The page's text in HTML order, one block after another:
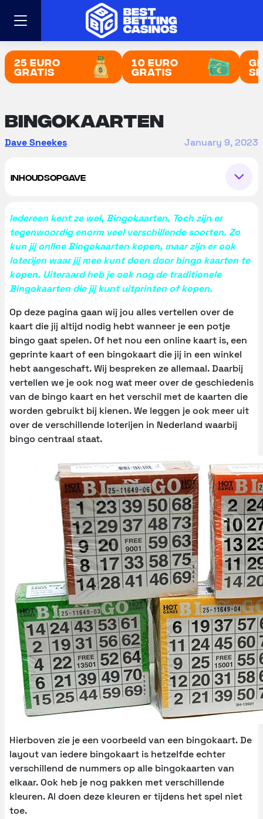
25 Euro
Gratis
10 Euro
Gratis
Bingokaarten
Dave Sneekes January 9, 2023
INHOUDSOPGAVE
Iedereen kent ze wel, Bingokaarten. Toch zijn er
tegenwoordig enorm veel verschillende soorten. Zo
kun jij online Bingokaarten kopen, maar zijn er ook
loterijen waar jij mee kunt doen door bingo kaarten te
kopen. Uiteraard heb je ook nog de traditionele
Bingokaarten die jij kunt uitprinten of kopen.
Op deze pagina gaan wij jou alles vertellen over de
kaart die jij altijd nodig hebt wanneer je een potje
bingo gaat spelen. Of het nou een online kaart is, een
geprinte kaart of een bingokaart die jij in een winkel
hebt aangeschaft. Wij bespreken ze allemaal. Daarbij
vertellen we je ook nog wat meer over de geschiedenis
van de bingo kaart en het verschil met de kaarten die
worden gebruikt bij kienen. We leggen je ook meer uit
over de verschillende loterijen in Nederland waarbij
bingo centraal staat.
Hierboven zie je een voorbeeld van een bingokaart. De
layout van iedere bingokaart is hetzelfde echter
verschillend de nummers op alle bingokaarten van
elkaar. Ook heb je nog pakken met verschillende
kleuren. Al doen deze kleuren er tijdens het spel niet
toe.